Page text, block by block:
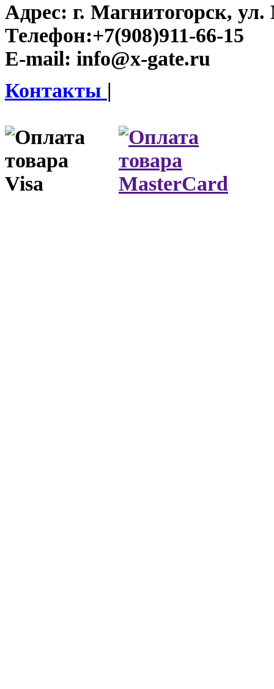
Адрес: г. Магнитогорск, ул.
Телефон:+7(908)911-66-15
E-mail: info@x-gate.ru
Контакты |